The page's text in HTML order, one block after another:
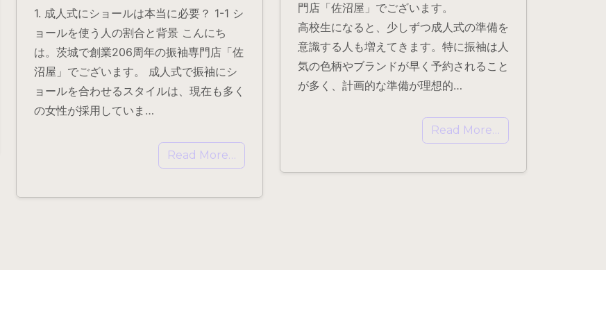
1. 成人式にショールは本当に必要？ 1-1 シ
ョールを使う人の割合と背景 こんにち
は。茨城で創業206周年の振袖専門店「佐
沼屋」でございます。 成人式で振袖にシ
ョールを合わせるスタイルは、現在も多く
の女性が採用していま…
Read More…
門店「佐沼屋」でございます。
高校生になると、少しずつ成人式の準備を
意識する人も増えてきます。特に振袖は人
気の色柄やブランドが早く予約されること
が多く、計画的な準備が理想的…
Read More…